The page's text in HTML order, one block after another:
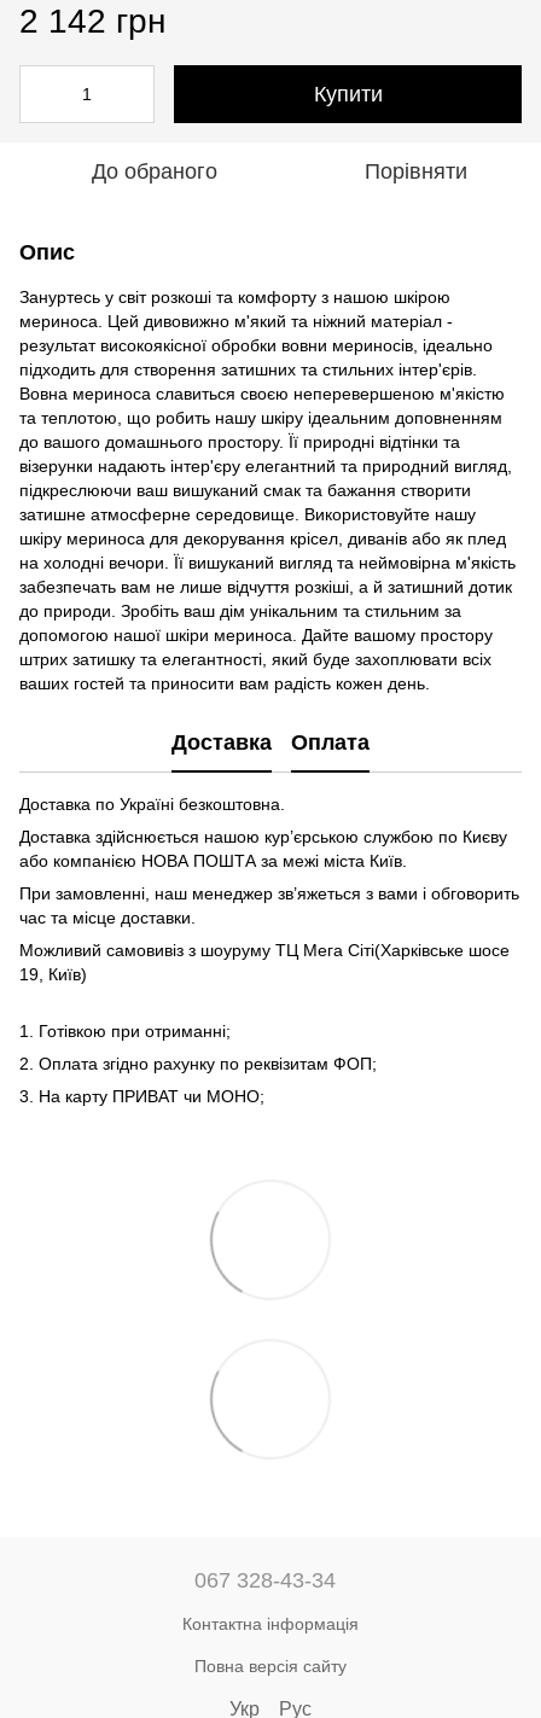
2 142 грн
Купити
До обраного Порівняти
Опис
Зануртесь у світ розкоші та комфорту з нашою шкірою
мериноса. Цей дивовижно м'який та ніжний матеріал -
результат високоякісної обробки вовни мериносів, ідеально
підходить для створення затишних та стильних інтер'єрів.
Вовна мериноса славиться своєю неперевершеною м'якістю
та теплотою, що робить нашу шкіру ідеальним доповненням
до вашого домашнього простору. Її природні відтінки та
візерунки надають інтер'єру елегантний та природний вигляд,
підкреслюючи ваш вишуканий смак та бажання створити
затишне атмосферне середовище. Використовуйте нашу
шкіру мериноса для декорування крісел, диванів або як плед
на холодні вечори. Її вишуканий вигляд та неймовірна м'якість
забезпечать вам не лише відчуття розкіші, а й затишний дотик
до природи. Зробіть ваш дім унікальним та стильним за
допомогою нашої шкіри мериноса. Дайте вашому простору
штрих затишку та елегантності, який буде захоплювати всіх
ваших гостей та приносити вам радість кожен день.
Доставка Оплата
Доставка по Україні безкоштовна.
Доставка здійснюється нашою кур’єрською службою по Києву
або компанією НОВА ПОШТА за межі міста Київ.
При замовленні, наш менеджер зв’яжеться з вами і обговорить
час та місце доставки.
Можливий самовивіз з шоуруму ТЦ Мега Сіті(Харківське шосе
19, Київ)
1. Готівкою при отриманні;
2. Оплата згідно рахунку по реквізитам ФОП;
3. На карту ПРИВАТ чи МОНО;
067 328-43-34
Контактна інформація
Повна версія сайту
Укр Рус